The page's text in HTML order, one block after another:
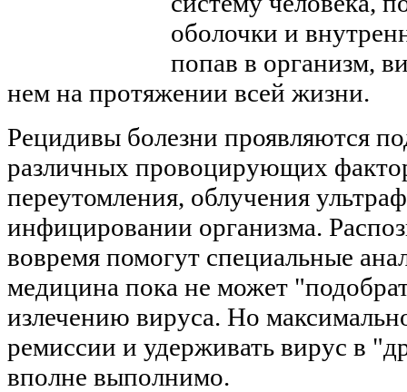
оболочки и
попав в организм,
нем на протяжении всей жизни.
Рецидивы болезни проявляются
различных провоцирующих
переутомления, облучения
инфицировании организма.
вовремя помогут специальные
медицина пока не может
излечению вируса. Но
ремиссии и удерживать вирус в
вполне выполнимо.